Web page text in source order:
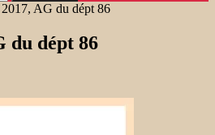
2017, AG du dépt 86
du dépt 86